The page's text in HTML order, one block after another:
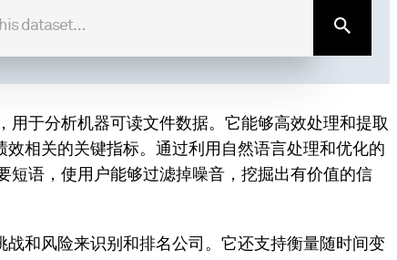
用于分析机器可读文件数据。它能够高效处理和提取
相关的关键指标。通过利用自然语言处理和优化的
短语，使用户能够过滤掉噪音，挖掘出有价值的信
和风险来识别和排名公司。它还支持衡量随时间变